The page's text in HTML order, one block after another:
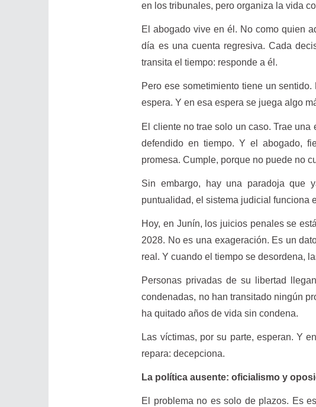
en los tribunales, pero organiza la vida
El abogado vive en él. No como quien
día es una cuenta regresiva. Cada
transita el tiempo: responde a él.
Pero ese sometimiento tiene un
espera. Y en esa espera se juega algo
El cliente no trae solo un caso. Trae
defendido en tiempo. Y el abogado,
promesa. Cumple, porque no puede no
Sin embargo, hay una paradoja que
puntualidad, el sistema judicial funciona
Hoy, en Junín, los juicios penales se
2028. No es una exageración. Es un
real. Y cuando el tiempo se desordena,
Personas privadas de su libertad
condenadas, no han transitado ningún
ha quitado años de vida sin condena.
Las víctimas, por su parte, esperan. Y
repara: decepciona.
La política ausente: oficialismo y
El problema no es solo de plazos. Es